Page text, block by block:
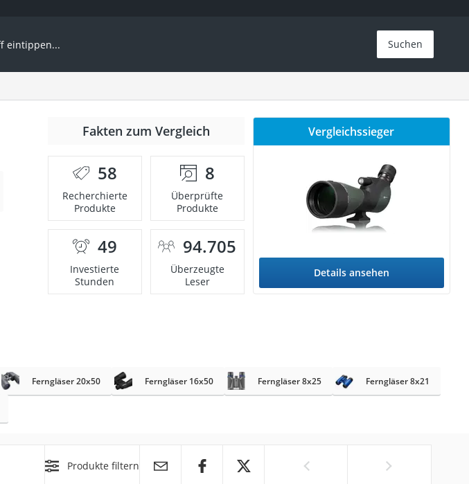
Suchen
Fakten zum Vergleich
58
Recherchierte
Produkte
8
Überprüfte
Produkte
49
Investierte
Stunden
94.705
Überzeugte
Leser
Vergleichssieger
Details ansehen
Ferngläser 20x50 Ferngläser 16x50 Ferngläser 8x25 Ferngläser 8x21
Produkte filtern